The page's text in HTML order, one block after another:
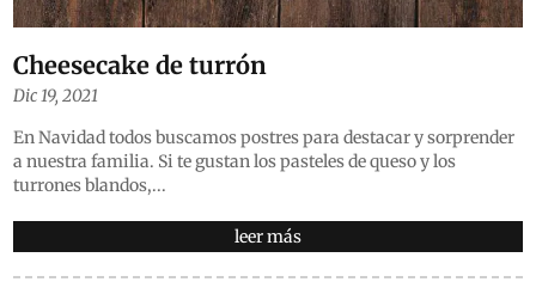
Cheesecake de turrón
Dic 19, 2021
En Navidad todos buscamos postres para destacar y sorprender
a nuestra familia. Si te gustan los pasteles de queso y los
turrones blandos,...
leer más